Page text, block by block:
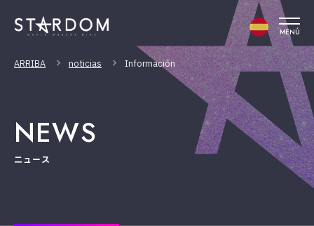
MENÚ
ARRIBA noticias Información
NEWS
ニュース